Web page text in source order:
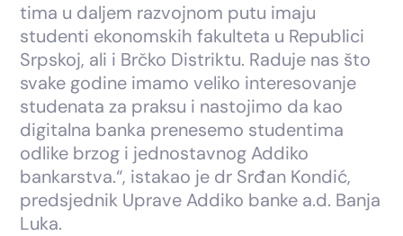
tima u daljem razvojnom putu imaju
studenti ekonomskih fakulteta u Republici
Srpskoj, ali i Brčko Distriktu. Raduje nas što
svake godine imamo veliko interesovanje
studenata za praksu i nastojimo da kao
digitalna banka prenesemo studentima
odlike brzog i jednostavnog Addiko
bankarstva.“, istakao je dr Srđan Kondić,
predsjednik Uprave Addiko banke a.d. Banja
Luka.